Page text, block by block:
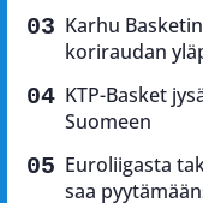
Karhu
koriraudan
KTP-Basket
Suomeen
Euroliigasta
saa